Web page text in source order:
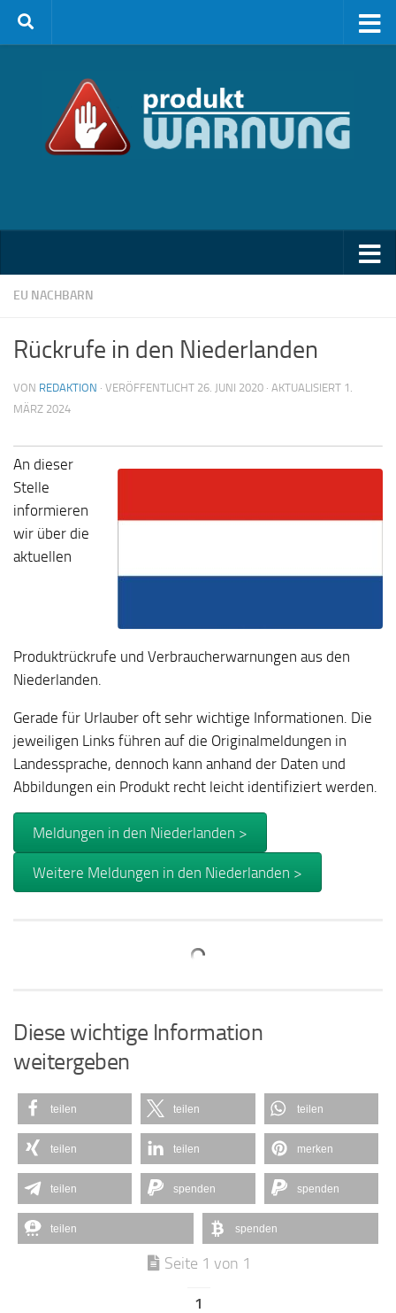
Zum Inhalt springen
EU NACHBARN
Rückrufe in den Niederlanden
VON REDAKTION · VERÖFFENTLICHT 26. JUNI 2020 · AKTUALISIERT 1.
MÄRZ 2024
An dieser
Stelle
informieren
wir über die
aktuellen
Produktrückrufe und Verbraucherwarnungen aus den
Niederlanden.
Gerade für Urlauber oft sehr wichtige Informationen. Die
jeweiligen Links führen auf die Originalmeldungen in
Landessprache, dennoch kann anhand der Daten und
Abbildungen ein Produkt recht leicht identifiziert werden.
Meldungen in den Niederlanden >
Weitere Meldungen in den Niederlanden >
Diese wichtige Information
weitergeben
teilen teilen teilen
teilen teilen merken
teilen spenden spenden
teilen spenden
Seite 1 von 1
1